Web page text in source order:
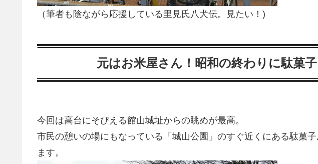
（筆者も陰ながら応援している里見氏八犬伝。見たい！)
元はお米屋さん！昭和の終わりに駄菓
今回は高台にそびえる館山城址からの眺めが最高。
市民の憩いの場にもなっている「城山公園」のすぐ近くにある駄菓
ます。